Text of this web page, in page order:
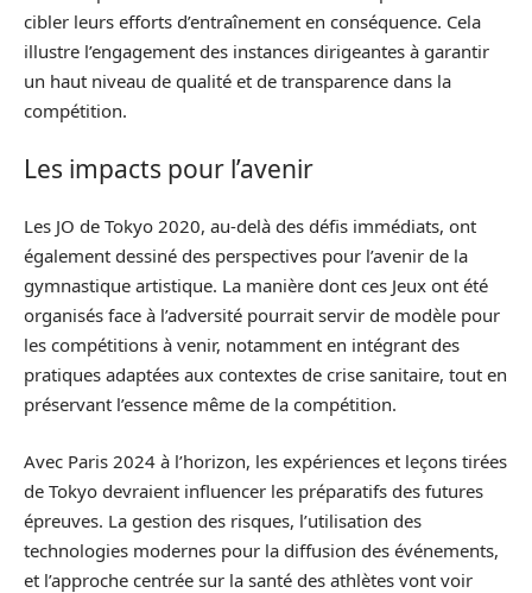
cibler leurs efforts d’entraînement en conséquence. Cela
illustre l’engagement des instances dirigeantes à garantir
un haut niveau de qualité et de transparence dans la
compétition.
Les impacts pour l’avenir
Les JO de Tokyo 2020, au-delà des défis immédiats, ont
également dessiné des perspectives pour l’avenir de la
gymnastique artistique. La manière dont ces Jeux ont été
organisés face à l’adversité pourrait servir de modèle pour
les compétitions à venir, notamment en intégrant des
pratiques adaptées aux contextes de crise sanitaire, tout en
préservant l’essence même de la compétition.
Avec Paris 2024 à l’horizon, les expériences et leçons tirées
de Tokyo devraient influencer les préparatifs des futures
épreuves. La gestion des risques, l’utilisation des
technologies modernes pour la diffusion des événements,
et l’approche centrée sur la santé des athlètes vont voir